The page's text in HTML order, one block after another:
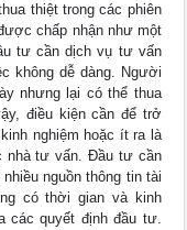
thiệt trong các phiên
chấp nhận như một
tư cần dịch vụ tư vấn
không dễ dàng. Người
nhưng lại có thể thua
điều kiện cần để trở
nghiệm hoặc ít ra là
nhà tư vấn. Đầu tư cần
nguồn thông tin tài
có thời gian và kinh
các quyết định đầu tư.